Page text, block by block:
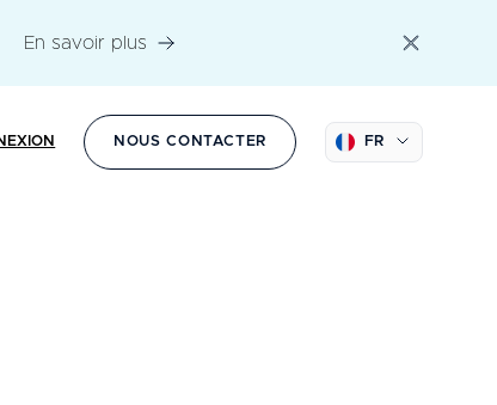
En savoir plus
NOUS CONTACTER FR